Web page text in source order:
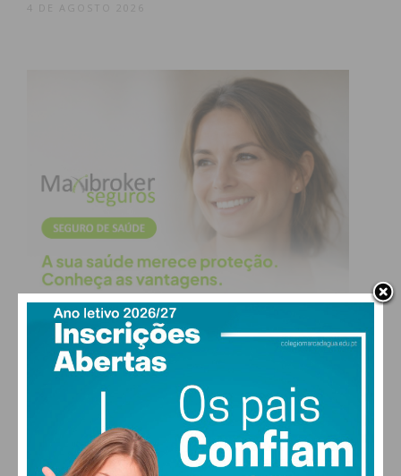
4 DE AGOSTO 2026